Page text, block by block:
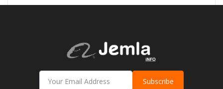
Subscribe